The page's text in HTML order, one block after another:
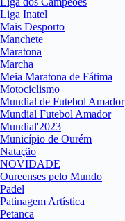
Liga Inatel
Mais Desporto
Manchete
Maratona
Marcha
Meia Maratona de Fátima
Motociclismo
Mundial de Futebol Amador
Mundial Futebol Amador
Mundial'2023
Município de Ourém
Natação
NOVIDADE
Oureenses pelo Mundo
Padel
Patinagem Artística
Petanca